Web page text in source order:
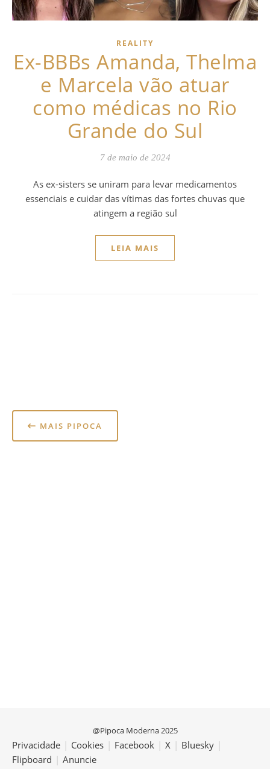
REALITY
Ex-BBBs Amanda, Thelma
e Marcela vão atuar
como médicas no Rio
Grande do Sul
7 de maio de 2024
As ex-sisters se uniram para levar medicamentos
essenciais e cuidar das vítimas das fortes chuvas que
atingem a região sul
LEIA MAIS
MAIS PIPOCA
@Pipoca Moderna 2025
Privacidade | Cookies | Facebook | X | Bluesky |
Flipboard | Anuncie